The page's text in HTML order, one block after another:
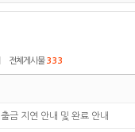
전체게시물333
출금 지연 안내 및 완료 안내